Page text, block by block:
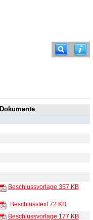
Dokumente
Beschlussvorlage 357 KB
Beschlusstext72 KB
Beschlussvorlage 177 KB